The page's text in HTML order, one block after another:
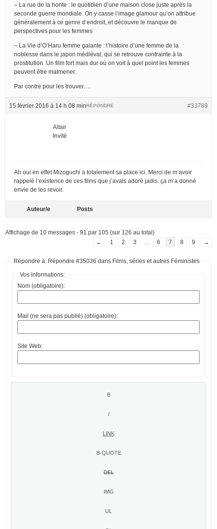
– La rue de la honte : le quotidien d’une maison close juste après la
seconde guerre mondiale. On y casse l’image glamour qu’on attribue
généralement à ce genre d’endroit, et découvre le manque de
perspectives pour les femmes
– La Vie d’O’Haru femme galante : l’histoire d’une femme de la
noblesse dans le japon médiéval, qui se retrouve contrainte à la
prostitution. Un film fort mais dur où on voit à quel point les femmes
peuvent être malmener.
Par contre pour les trouver….
15 février 2016 à 14 h 08 min #33789
RÉPONDRE
Altair
Invité
Ah oui en effet Mizoguchi a totalement sa place ici. Merci de m’avoir
rappelé l’existence de ces films que j’avais adoré jadis. ça m’a donné
envie de les revoir.
Auteur/e Posts
Affichage de 10 messages - 91 par 105 (sur 126 au total)
←
1 2 3 6 7 8 9 →
Répondre à: Répondre #35036 dans Films, séries et autres Féministes
Vos informations:
Nom (obligatoire):
Mail (ne sera pas publié) (obligatoire):
Site Web: